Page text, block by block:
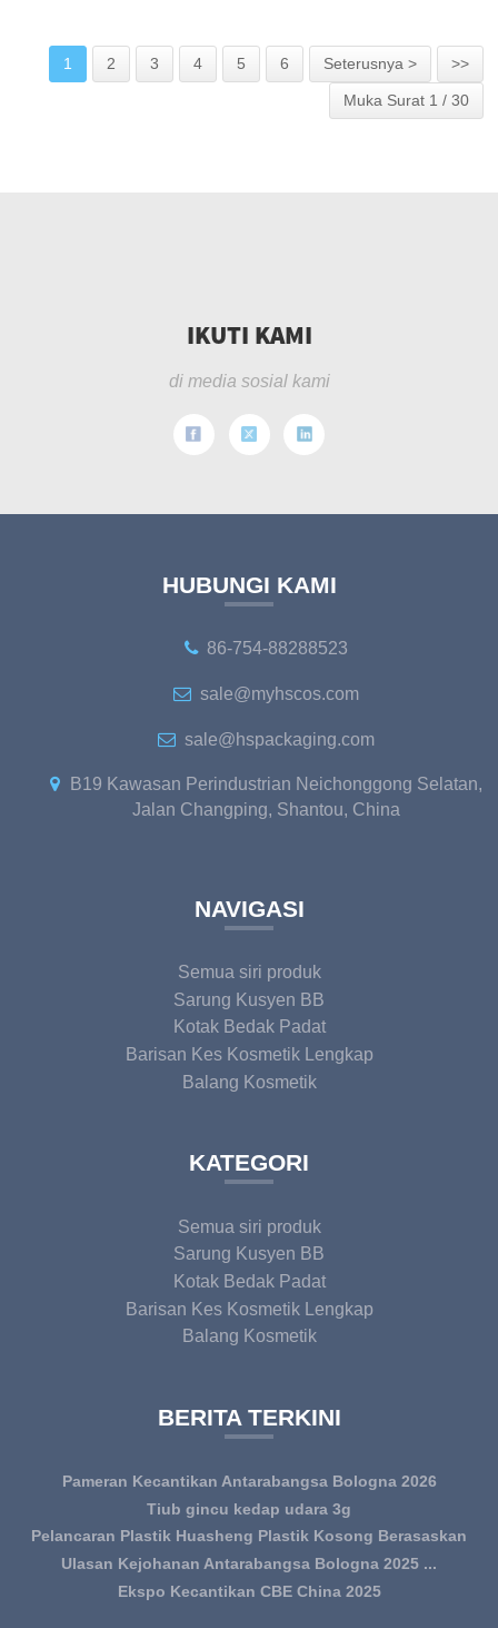
1 2 3 4 5 6 Seterusnya > >>
Muka Surat 1 / 30
IKUTI KAMI
di media sosial kami
HUBUNGI KAMI
86-754-88288523
sale@myhscos.com
sale@hspackaging.com
B19 Kawasan Perindustrian Neichonggong Selatan,
Jalan Changping, Shantou, China
NAVIGASI
Semua siri produk
Sarung Kusyen BB
Kotak Bedak Padat
Barisan Kes Kosmetik Lengkap
Balang Kosmetik
KATEGORI
Semua siri produk
Sarung Kusyen BB
Kotak Bedak Padat
Barisan Kes Kosmetik Lengkap
Balang Kosmetik
BERITA TERKINI
Pameran Kecantikan Antarabangsa Bologna 2026
Tiub gincu kedap udara 3g
Pelancaran Plastik Huasheng Plastik Kosong Berasaskan
PCR...
Ulasan Kejohanan Antarabangsa Bologna 2025 ...
Ekspo Kecantikan CBE China 2025